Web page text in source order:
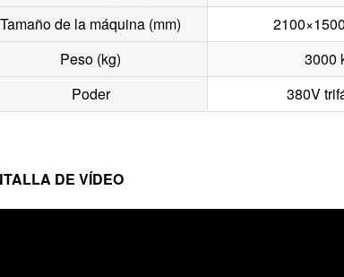
Tamaño de la máquina (mm)
Peso (kg)
3000
Poder
380V
DE VÍDEO